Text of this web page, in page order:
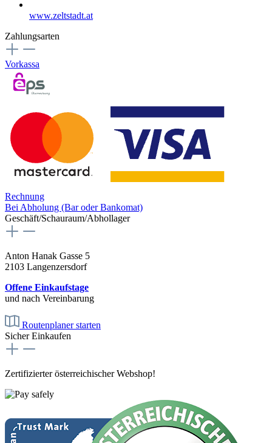
www.zeltstadt.at
Zahlungsarten
Vorkassa
Rechnung
Bei Abholung (Bar oder Bankomat)
Geschäft/Schauraum/Abhollager
Anton Hanak Gasse 5
2103 Langenzersdorf
Offene Einkaufstage
und nach Vereinbarung
Routenplaner starten
Sicher Einkaufen
Zertifizierter österreichischer Webshop!